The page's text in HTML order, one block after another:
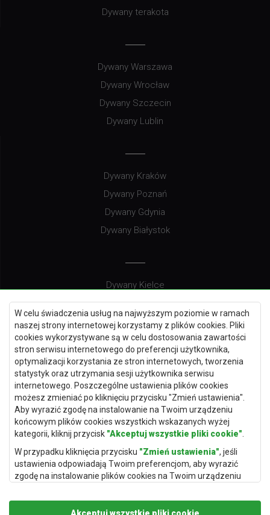
W celu świadczenia usług na najwyższym poziomie w ramach
naszej strony internetowej korzystamy z plików cookies. Pliki
cookies wykorzystywane są w celu dostosowania zawartości
stron serwisu internetowego do preferencji użytkownika,
optymalizacji korzystania ze stron internetowych, tworzenia
statystyk oraz utrzymania sesji użytkownika serwisu
internetowego. Poszczególne ustawienia plików cookies
możesz zmieniać po kliknięciu przycisku "Zmień ustawienia".
Aby wyrazić zgodę na instalowanie na Twoim urządzeniu
końcowym plików cookies wszystkich wskazanych wyżej
kategorii, kliknij przycisk "Akceptuj wszystkie pliki cookie"
W przypadku kliknięcia przycisku "Zmień ustawienia", jeśli
ustawienia odpowiadają Twoim preferencjom, aby wyrazić
zgodę na instalowanie plików cookies na Twoim urządzeniu
"Zapisz i zaakceptuj".
Dywany terakota
Dywany Warszawa
Dywany Wrocław
Dywany Szczecin
Dywany Lublin
Dywany Kraków
Dywany Poznań
Dywany Gdynia
Dywany Białystok
Dywany Kielce
Dywany Gdańsk
Dywany Toruń
Dywany Bydgoszcz
Dywany Łódź
Dywany Katowice
Dywany Rzeszów
Dywany Częstochowa